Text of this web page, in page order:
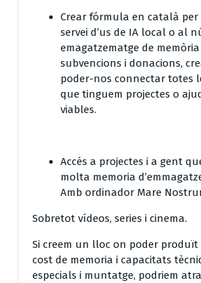
Crear fórmula en català per
servei d’us de IA local o al
emagatzematge de
subvencions i donacions,
poder-nos connectar totes
que tinguem projectes o
viables.
Accés a projectes i a gent
molta memoria
Amb ordinador Mare
Sobretot vídeos, series i cinema.
Si creem un lloc on poder produït
cost de memoria i capacitats
especials i muntatge, podriem